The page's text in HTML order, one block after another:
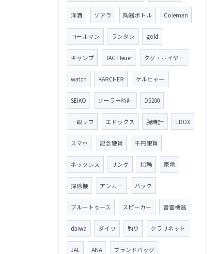
洋酒 ソアラ 陶器ボトル Coleman
コールマン ランタン gold
キャンプ TAG Heuer タグ・ホイヤー
watch KARCHER ケルヒャー
SEIKO ソーラー時計 D5200
一眼レフ エドックス 腕時計 EDOX
スマホ 記念硬貨 千円銀貨
ネックレス リング 指輪 家電
掃除機 アンカー バック
ブルートゥース スピーカー 音響機器
daiwa ダイワ 釣り クラリネット
JAL ANA ブランドバッグ